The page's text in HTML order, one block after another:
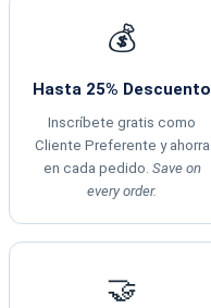
💰
Hasta 25% Descuento
Inscríbete gratis como
Cliente Preferente y ahorra
en cada pedido. Save on
every order.
🤝